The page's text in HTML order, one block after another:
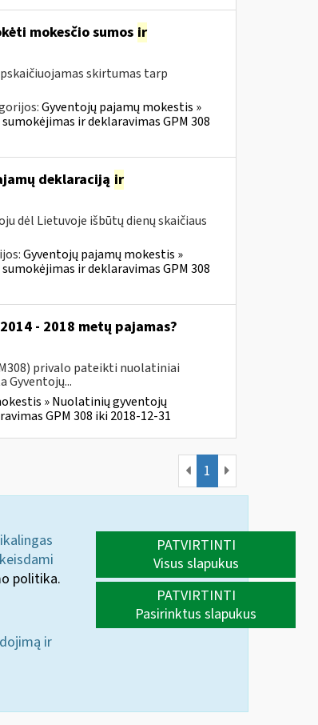
mokesčio sumos ir
skirtumas tarp
Gyventojų pajamų mokestis »
ir deklaravimas GPM 308
deklaraciją ir
dėl Lietuvoje išbūtų dienų skaičiaus
Gyventojų pajamų mokestis »
ir deklaravimas GPM 308
- 2018 metų pajamas?
privalo pateikti nuolatiniai
Gyventojų...
» Nuolatinių gyventojų
GPM 308 iki 2018-12-31
1
politika.
ir
PATVIRTINTI
Visus slapukus
PATVIRTINTI
Pasirinktus slapukus